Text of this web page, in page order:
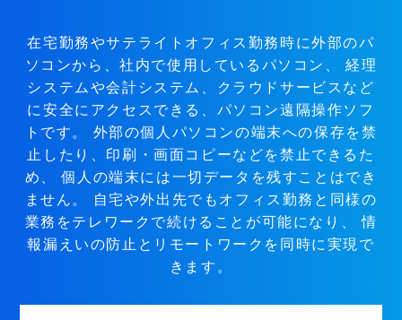
在宅勤務やサテライトオフィス勤務時に外部のパ
ソコンから、社内で使用しているパソコン、
経理
システムや会計システム、クラウドサービスなど
に安全にアクセスできる、パソコン遠隔操作ソフ
トです。 外部の個人パソコンの端末への保存を禁
止したり、印刷・画面コピーなどを禁止できるた
め、
個人の端末には一切データを残すことはでき
ません。
自宅や外出先でもオフィス勤務と同様の
業務をテレワークで続けることが可能になり、
情
報漏えいの防止とリモートワークを同時に実現で
きます。